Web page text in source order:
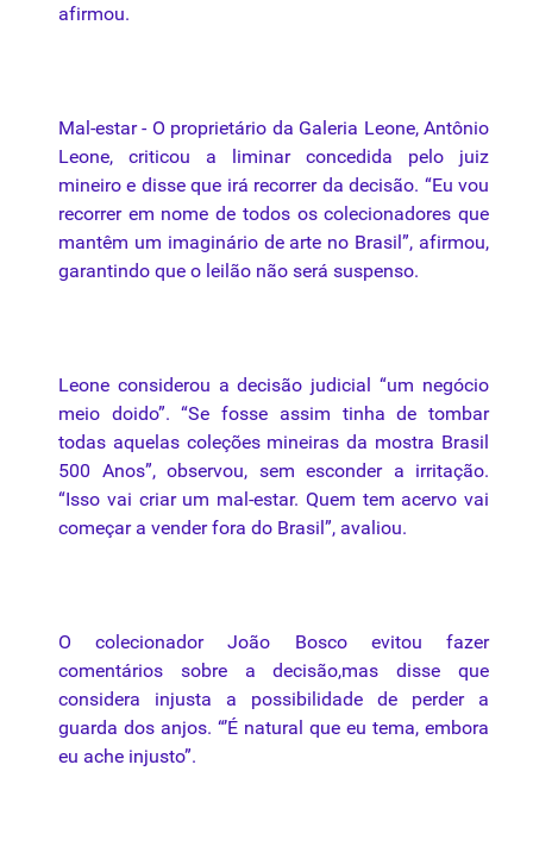
afirmou.
Mal-estar - O proprietário da Galeria Leone,Antônio
Leone, criticou a liminarconcedida pelo juiz
mineiro e disseque irá recorrer da decisão. “Eu vou
recorrer em nome de todos os colecionadores que
mantêm um imaginário de arte no Brasil”, afirmou,
garantindo que o leilão não será suspenso.
Leone considerou a decisão judicial “um negócio
meio doido”. “Se fosse assim tinha de tombar
todas aquelas coleções mineirasda mostra Brasil
500 Anos”, observou, sem esconder a irritação.
“Isso vai criar um mal-estar. Quem tem acervo vai
começar a vender fora do Brasil”, avaliou.
O colecionador João Bosco evitou fazer
comentários sobre a decisão,mas disse que
considera injusta a possibilidade de perder a
guarda dos anjos. “’É natural que eu tema, embora
eu ache injusto”.